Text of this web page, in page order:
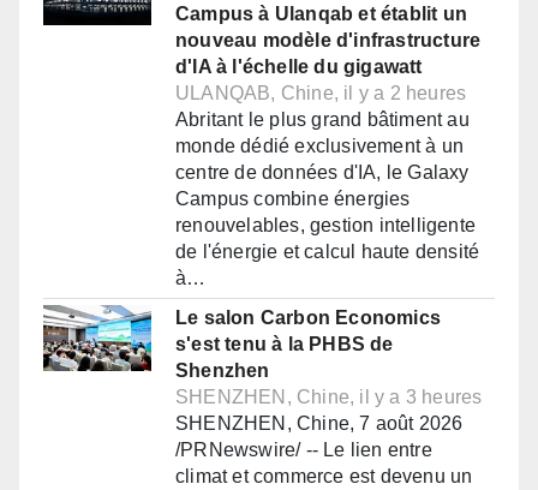
Campus à Ulanqab et établit un
nouveau modèle d'infrastructure
d'IA à l'échelle du gigawatt
ULANQAB, Chine, il y a 2 heures
Abritant le plus grand bâtiment au
monde dédié exclusivement à un
centre de données d'IA, le Galaxy
Campus combine énergies
renouvelables, gestion intelligente
de l'énergie et calcul haute densité
à…
Le salon Carbon Economics
s'est tenu à la PHBS de
Shenzhen
SHENZHEN, Chine, il y a 3 heures
SHENZHEN, Chine, 7 août 2026
/PRNewswire/ -- Le lien entre
climat et commerce est devenu un